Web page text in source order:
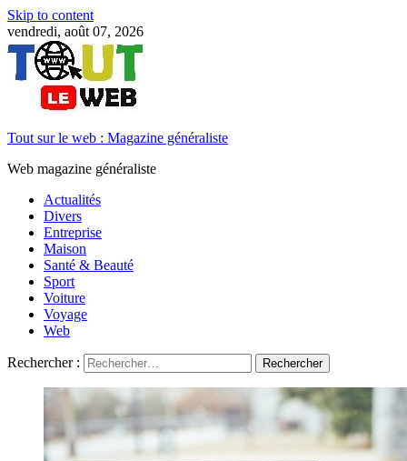
Skip to content
vendredi, août 07, 2026
Tout sur le web : Magazine généraliste
Web magazine généraliste
Actualités
Divers
Entreprise
Maison
Santé & Beauté
Sport
Voiture
Voyage
Web
Rechercher :